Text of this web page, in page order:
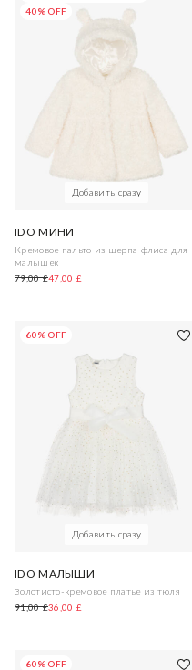
40% OFF
Добавить сразу
IDO МИНИ
Кремовое пальто из шерпа флиса для
малышек
79,00 £47,00 £
60% OFF
Добавить сразу
IDO МАЛЫШИ
Золотисто-кремовое платье из тюля
91,00 £36,00 £
60% OFF